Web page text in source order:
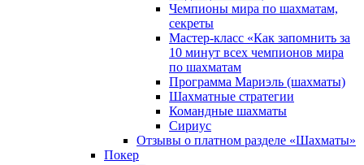
Чемпионы мира по шахматам,
секреты
Мастер-класс «Как запомнить за
10 минут всех чемпионов мира
по шахматам
Программа Мариэль (шахматы)
Шахматные стратегии
Командные шахматы
Сириус
Отзывы о платном разделе «Шахматы»
Покер